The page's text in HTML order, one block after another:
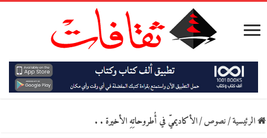
الرئيسية/نصوص/الأكاديميّ في أُطروحاتِهِ الأخيرة . .